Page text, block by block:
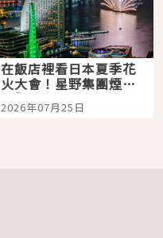
在飯店裡看日本夏季花
火大會！星野集團煙火
景觀飯店6選，讓你不用
人擠人悠閒欣賞
2026年07月25日